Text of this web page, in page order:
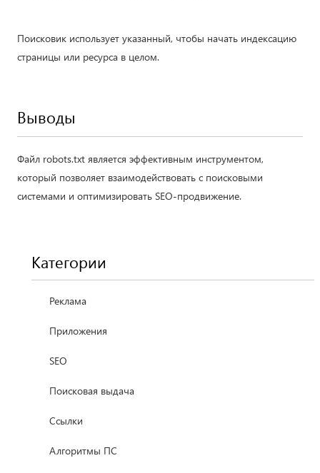
Поисковик использует указанный, чтобы начать индексацию
страницы или ресурса в целом.
Выводы
Файл robots.txt является эффективным инструментом,
который позволяет взаимодействовать с поисковыми
системами и оптимизировать SEO-продвижение.
Категории
Реклама
Приложения
SEO
Поисковая выдача
Ссылки
Алгоритмы ПС